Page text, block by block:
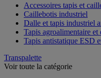
Accessoires tapis et
Caillebotis industriel
Dalle et tapis industriel
Tapis agroalimentaire et
Tapis antistatique ESD
Transpalette
Voir toute la catégorie